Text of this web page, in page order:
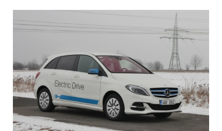
Dojezd
se
zimě
snížit
i
o
třetinu.
Dá
se
tomu
bránit?